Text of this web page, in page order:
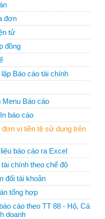
đơn
tử
đồng
Báo cáo tài chính
Menu Báo cáo
báo cáo
vị tiền tệ sử dụng trên
báo cáo ra Excel
chính theo chế độ
đối tài khoản
tổng hợp
cáo theo TT 88 - Hộ, Cá
doanh